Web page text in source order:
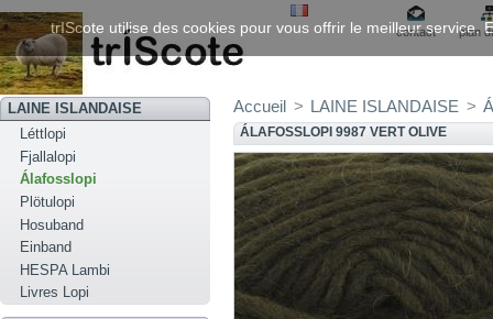
contact plan
LAINE ISLANDAISE
Léttlopi
Fjallalopi
Álafosslopi
Plötulopi
Hosuband
Einband
HESPA Lambi
Livres Lopi
Accueil > LAINE ISLANDAISE >
ÁLAFOSSLOPI 9987 VERT OLIVE
trIScote utilise des cookies pour vous offrir le meilleur